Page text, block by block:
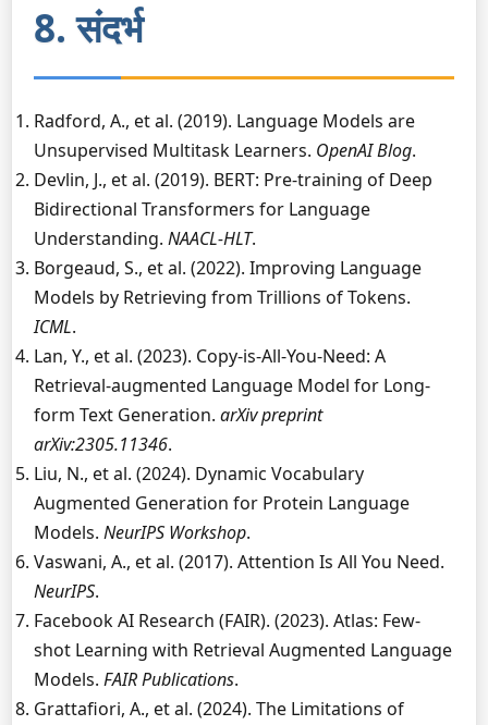
8. संदर्भ
Radford, A., et al. (2019). Language Models are
Unsupervised Multitask Learners. OpenAI Blog.
Devlin, J., et al. (2019). BERT: Pre-training of Deep
Bidirectional Transformers for Language
Understanding. NAACL-HLT.
Borgeaud, S., et al. (2022). Improving Language
Models by Retrieving from Trillions of Tokens.
ICML.
Lan, Y., et al. (2023). Copy-is-All-You-Need: A
Retrieval-augmented Language Model for Long-
form Text Generation. arXiv preprint
arXiv:2305.11346.
Liu, N., et al. (2024). Dynamic Vocabulary
Augmented Generation for Protein Language
Models. NeurIPS Workshop.
Vaswani, A., et al. (2017). Attention Is All You Need.
NeurIPS.
Facebook AI Research (FAIR). (2023). Atlas: Few-
shot Learning with Retrieval Augmented Language
Models. FAIR Publications.
Grattafiori, A., et al. (2024). The Limitations of